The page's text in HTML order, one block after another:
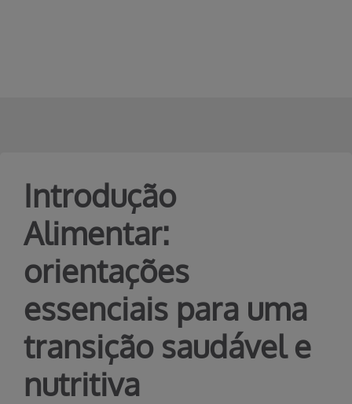
Introdução
Alimentar:
orientações
essenciais para uma
transição saudável e
nutritiva